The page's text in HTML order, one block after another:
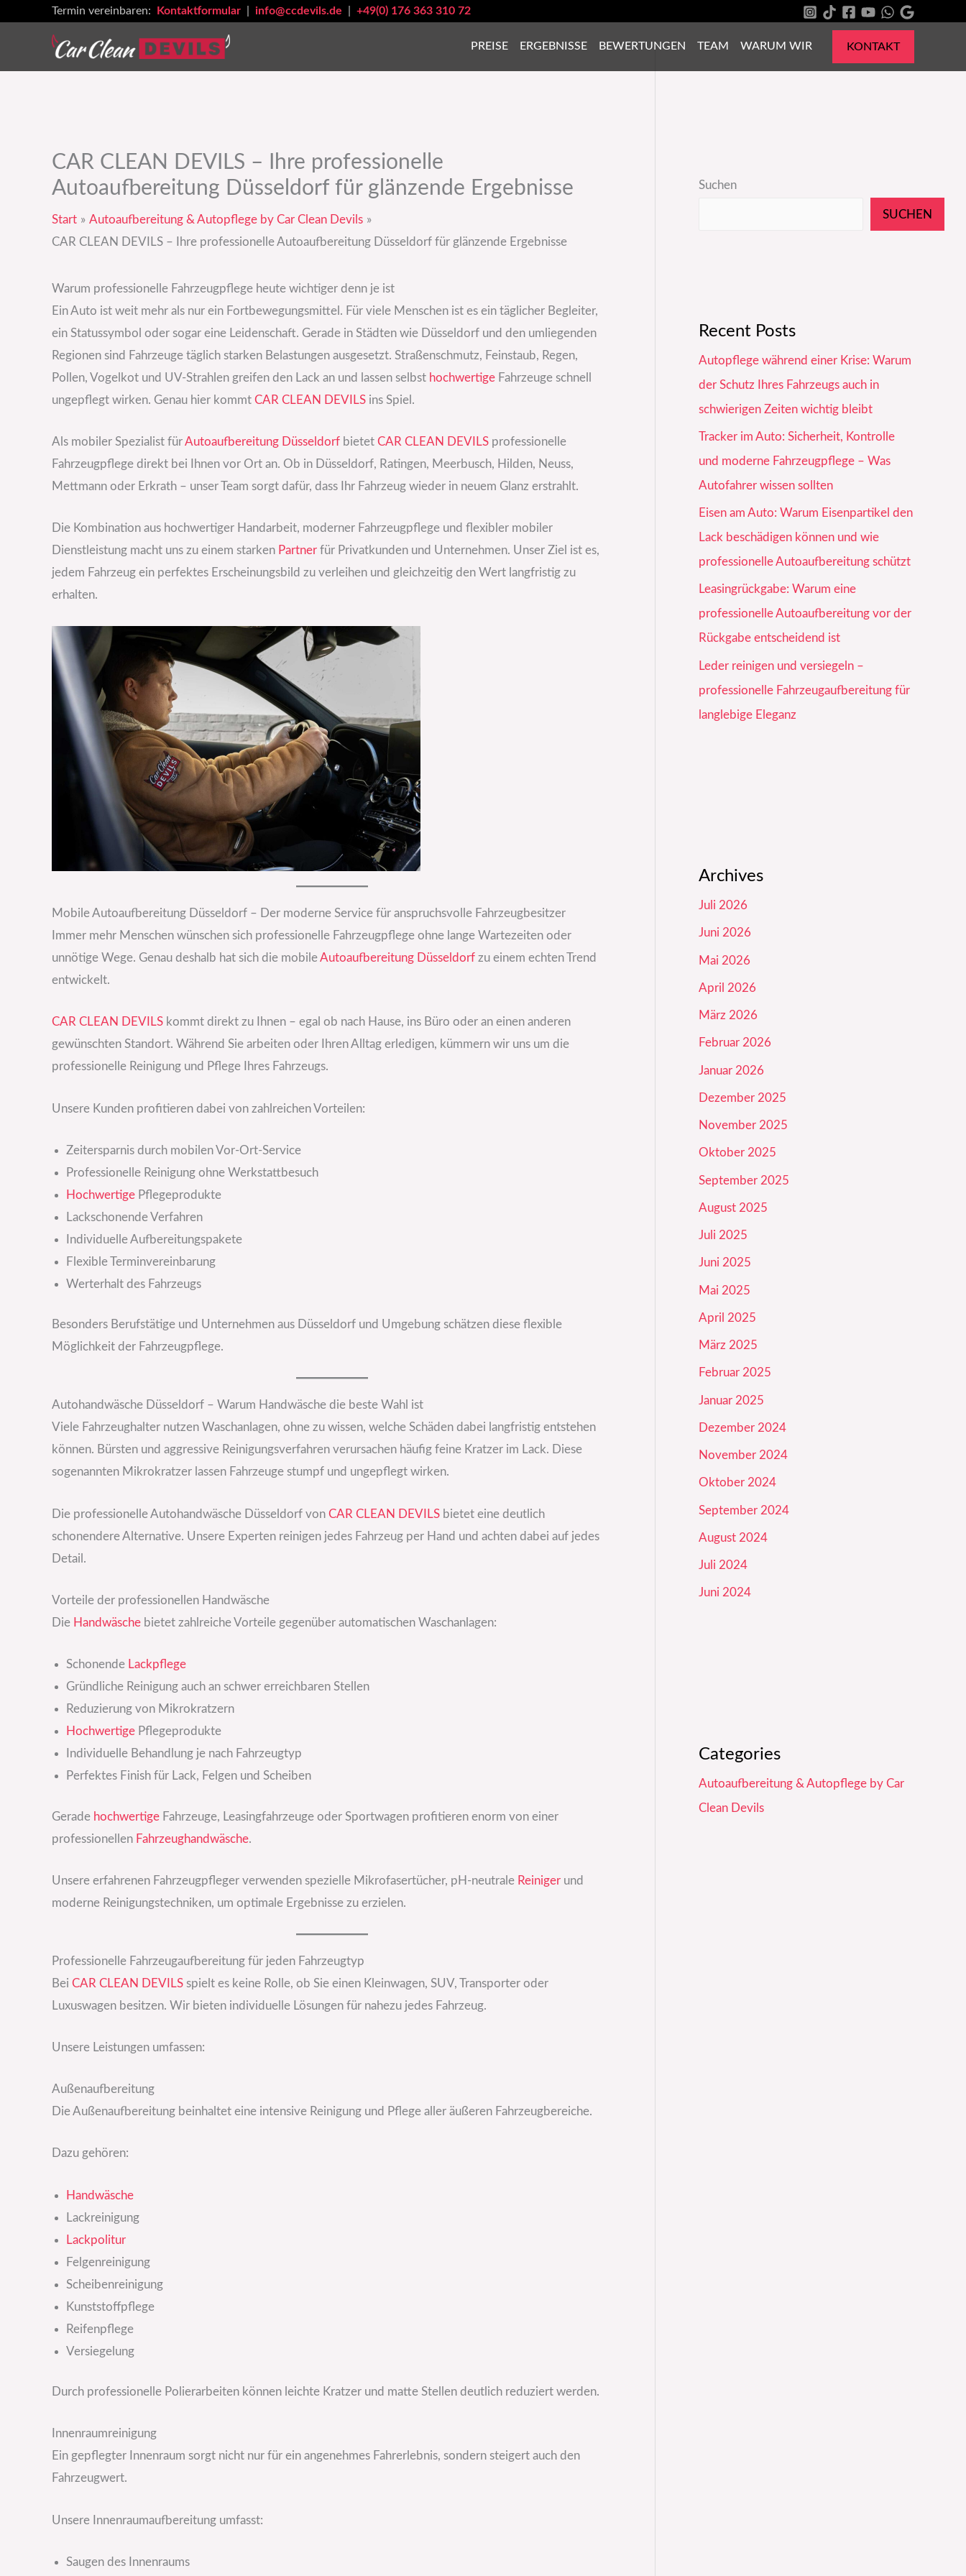
Termin vereinbaren: Kontaktformular info@ccdevils.de +49(0) 176 363 310 72
PREISE ERGEBNISSE BEWERTUNGEN TEAM WARUM WIR KONTAKT
CAR CLEAN DEVILS – Ihre professionelle
Autoaufbereitung Düsseldorf für glänzende Ergebnisse
Start
Autoaufbereitung & Autopflege by Car Clean Devils
CAR CLEAN DEVILS – Ihre professionelle Autoaufbereitung Düsseldorf für glänzende Ergebnisse
Warum professionelle Fahrzeugpflege heute wichtiger denn je ist
Ein Auto ist weit mehr als nur ein Fortbewegungsmittel. Für viele Menschen ist es ein täglicher Begleiter,
ein Statussymbol oder sogar eine Leidenschaft. Gerade in Städten wie Düsseldorf und den umliegenden
Regionen sind Fahrzeuge täglich starken Belastungen ausgesetzt. Straßenschmutz, Feinstaub, Regen,
Pollen, Vogelkot und UV-Strahlen greifen den Lack an und lassen selbst hochwertige Fahrzeuge schnell
ungepflegt wirken. Genau hier kommt CAR CLEAN DEVILS ins Spiel.
Als mobiler Spezialist fürAutoaufbereitung Düsseldorf bietet CAR CLEAN DEVILS professionelle
Fahrzeugpflege direkt bei Ihnen vor Ort an. Ob in Düsseldorf, Ratingen, Meerbusch, Hilden, Neuss,
Mettmann oder Erkrath – unser Team sorgt dafür, dass Ihr Fahrzeug wieder in neuem Glanz erstrahlt.
Die Kombination aus hochwertiger Handarbeit, moderner Fahrzeugpflege und flexibler mobiler
Dienstleistung macht uns zu einem starken Partner für Privatkunden und Unternehmen. Unser Ziel ist es,
jedem Fahrzeug ein perfektes Erscheinungsbild zu verleihen und gleichzeitig den Wert langfristig zu
erhalten.
Mobile Autoaufbereitung Düsseldorf – Der moderne Service für anspruchsvolle Fahrzeugbesitzer
Immer mehr Menschen wünschen sich professionelle Fahrzeugpflege ohne lange Wartezeiten oder
unnötige Wege. Genau deshalb hat sich die mobileAutoaufbereitung Düsseldorf zu einem echten Trend
entwickelt.
CAR CLEAN DEVILS kommt direkt zu Ihnen – egal ob nach Hause, ins Büro oder an einen anderen
gewünschten Standort. Während Sie arbeiten oder Ihren Alltag erledigen, kümmern wir uns um die
professionelle Reinigung und Pflege Ihres Fahrzeugs.
Unsere Kunden profitieren dabei von zahlreichen Vorteilen:
Zeitersparnis durch mobilen Vor-Ort-Service
Professionelle Reinigung ohne Werkstattbesuch
Hochwertige Pflegeprodukte
Lackschonende Verfahren
Individuelle Aufbereitungspakete
Flexible Terminvereinbarung
Werterhalt des Fahrzeugs
Besonders Berufstätige und Unternehmen aus Düsseldorf und Umgebung schätzen diese flexible
Möglichkeit der Fahrzeugpflege.
Autohandwäsche Düsseldorf – Warum Handwäsche die beste Wahl ist
Viele Fahrzeughalter nutzen Waschanlagen, ohne zu wissen, welche Schäden dabei langfristig entstehen
können. Bürsten und aggressive Reinigungsverfahren verursachen häufig feine Kratzer im Lack. Diese
sogenannten Mikrokratzer lassen Fahrzeuge stumpf und ungepflegt wirken.
Die professionelle Autohandwäsche Düsseldorf von CAR CLEAN DEVILS bietet eine deutlich
schonendere Alternative. Unsere Experten reinigen jedes Fahrzeug per Hand und achten dabei auf jedes
Detail.
Vorteile der professionellen Handwäsche
Die Handwäsche bietet zahlreiche Vorteile gegenüber automatischen Waschanlagen:
Schonende Lackpflege
Gründliche Reinigung auch an schwer erreichbaren Stellen
Reduzierung von Mikrokratzern
Hochwertige Pflegeprodukte
Individuelle Behandlung je nach Fahrzeugtyp
Perfektes Finish für Lack, Felgen und Scheiben
Gerade hochwertige Fahrzeuge, Leasingfahrzeuge oder Sportwagen profitieren enorm von einer
professionellen Fahrzeughandwäsche.
Unsere erfahrenen Fahrzeugpfleger verwenden spezielle Mikrofasertücher, pH-neutrale Reiniger und
moderne Reinigungstechniken, um optimale Ergebnisse zu erzielen.
Professionelle Fahrzeugaufbereitung für jeden Fahrzeugtyp
Bei CAR CLEAN DEVILS spielt es keine Rolle, ob Sie einen Kleinwagen, SUV, Transporter oder
Luxuswagen besitzen. Wir bieten individuelle Lösungen für nahezu jedes Fahrzeug.
Unsere Leistungen umfassen:
Außenaufbereitung
Die Außenaufbereitung beinhaltet eine intensive Reinigung und Pflege aller äußeren Fahrzeugbereiche.
Dazu gehören:
Handwäsche
Lackreinigung
Lackpolitur
Felgenreinigung
Scheibenreinigung
Kunststoffpflege
Reifenpflege
Versiegelung
Durch professionelle Polierarbeiten können leichte Kratzer und matte Stellen deutlich reduziert werden.
Innenraumreinigung
Ein gepflegter Innenraum sorgt nicht nur für ein angenehmes Fahrerlebnis, sondern steigert auch den
Fahrzeugwert.
Unsere Innenraumaufbereitung umfasst:
Saugen des Innenraums
Suchen
SUCHEN
Recent Posts
Autopflege während einer Krise: Warum
der Schutz Ihres Fahrzeugs auch in
schwierigen Zeiten wichtig bleibt
Tracker im Auto: Sicherheit, Kontrolle
und moderne Fahrzeugpflege – Was
Autofahrer wissen sollten
Eisen am Auto: Warum Eisenpartikel den
Lack beschädigen können und wie
professionelle Autoaufbereitung schützt
Leasingrückgabe: Warum eine
professionelle Autoaufbereitung vor der
Rückgabe entscheidend ist
Leder reinigen und versiegeln –
professionelle Fahrzeugaufbereitung für
langlebige Eleganz
Archives
Juli 2026
Juni 2026
Mai 2026
April 2026
März 2026
Februar 2026
Januar 2026
Dezember 2025
November 2025
Oktober 2025
September 2025
August 2025
Juli 2025
Juni 2025
Mai 2025
April 2025
März 2025
Februar 2025
Januar 2025
Dezember 2024
November 2024
Oktober 2024
September 2024
August 2024
Juli 2024
Juni 2024
Categories
Autoaufbereitung & Autopflege by Car
Clean Devils